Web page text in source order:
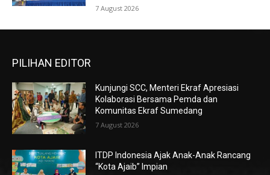
7 August 2026
PILIHAN EDITOR
Kunjungi SCC, Menteri Ekraf Apresiasi
Kolaborasi Bersama Pemda dan
Komunitas Ekraf Sumedang
7 August 2026
ITDP Indonesia Ajak Anak-Anak Rancang
“Kota Ajaib” Impian